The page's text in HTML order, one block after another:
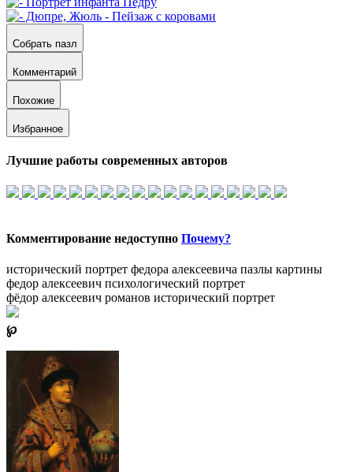
Собрать пазл
Комментарий
Похожие
Избранное
Лучшие работы современных авторов
Комментирование недоступно Почему?
исторический портрет федора алексеевича пазлы картины
федор алексеевич психологический портрет
фёдор алексеевич романов исторический портрет
℘